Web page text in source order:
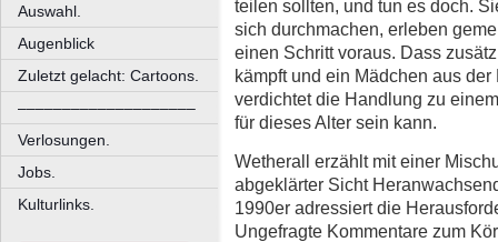
Auswahl.
Augenblick
Zuletzt gelacht: Cartoons.
––––––––––––––––––––
Verlosungen.
Jobs.
Kulturlinks.
teilen sollten, und tun es doch.
sich durchmachen, erleben
einen Schritt voraus. Dass
kämpft und ein Mädchen aus
verdichtet die Handlung zu
für dieses Alter sein kann.
Wetherall erzählt mit einer
abgeklärter Sicht
1990er adressiert die
Ungefragte Kommentare zum